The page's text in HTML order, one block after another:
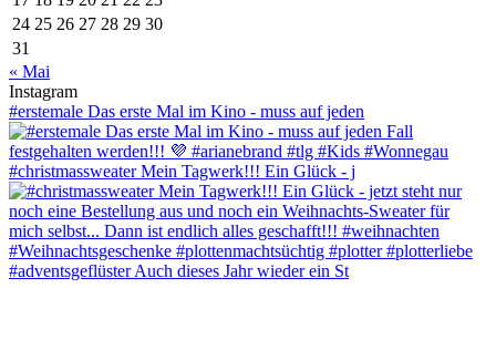
24 25 26 27 28 29 30
31
« Mai
Instagram
#erstemale Das erste Mal im Kino - muss auf jeden
#christmassweater Mein Tagwerk!!! Ein Glück - j
#adventsgeflüster Auch dieses Jahr wieder ein St